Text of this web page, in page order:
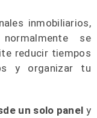
inmobiliarios,
se
reducir tiempos
y organizar tu
un solo panel y